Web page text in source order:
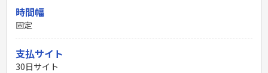
時間幅
固定
支払サイト
30日サイト